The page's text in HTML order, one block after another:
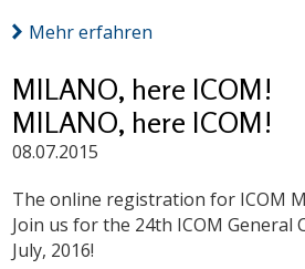
Mehr erfahren
MILANO, here ICOM!
MILANO, here ICOM!
08.07.2015
The online registration for ICOM
Join us for the 24th ICOM General
July, 2016!